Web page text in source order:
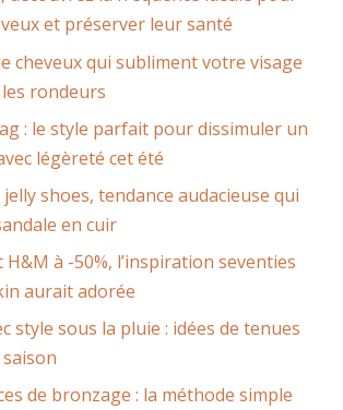
et préserver leur santé
cheveux qui subliment votre visage
rondeurs
: le style parfait pour dissimuler un
légèreté cet été
jelly shoes, tendance audacieuse qui
en cuir
H&M à -50%, l’inspiration seventies
aurait adorée
style sous la pluie : idées de tenues
de bronzage : la méthode simple